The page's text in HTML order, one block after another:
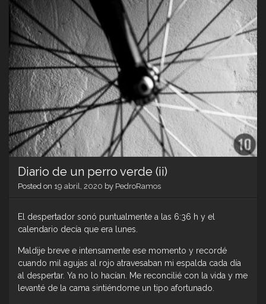
(iii)
Diario de un perro verde (ii)
Posted on 19 abril, 2020 by PedroRamos
El despertador sonó puntualmente a las 6:36 h y el
calendario decía que era lunes.
Maldije breve e intensamente ese momento y recordé
cuando mil agujas al rojo atravesaban mi espalda cada día
al despertar. Ya no lo hacían. Me reconcilié con la vida y me
levanté de la cama sintiéndome un tipo afortunado.